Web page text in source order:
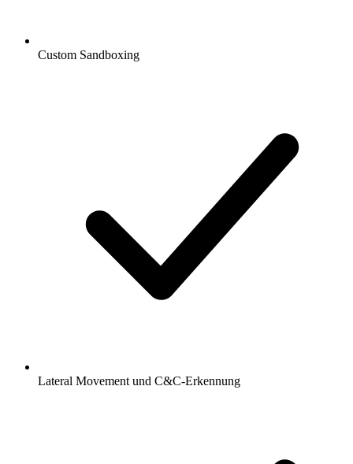
Custom Sandboxing
Lateral Movement und C&C-Erkennung